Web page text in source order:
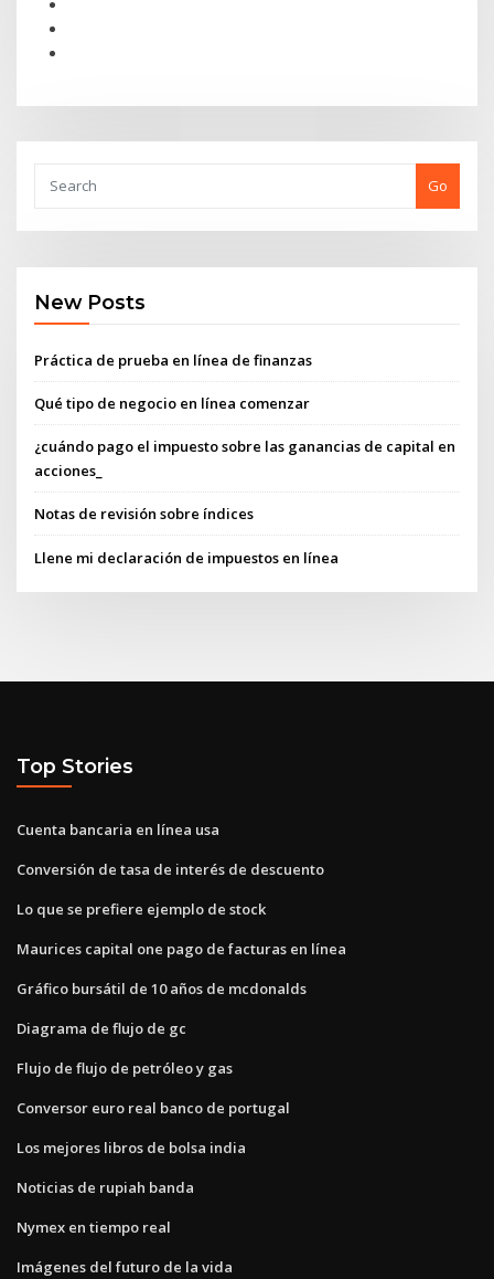
Go
New Posts
Práctica de prueba en línea de finanzas
Qué tipo de negocio en línea comenzar
¿cuándo pago el impuesto sobre las ganancias de capital en
acciones_
Notas de revisión sobre índices
Llene mi declaración de impuestos en línea
Top Stories
Cuenta bancaria en línea usa
Conversión de tasa de interés de descuento
Lo que se prefiere ejemplo de stock
Maurices capital one pago de facturas en línea
Gráfico bursátil de 10 años de mcdonalds
Diagrama de flujo de gc
Flujo de flujo de petróleo y gas
Conversor euro real banco de portugal
Los mejores libros de bolsa india
Noticias de rupiah banda
Nymex en tiempo real
Imágenes del futuro de la vida